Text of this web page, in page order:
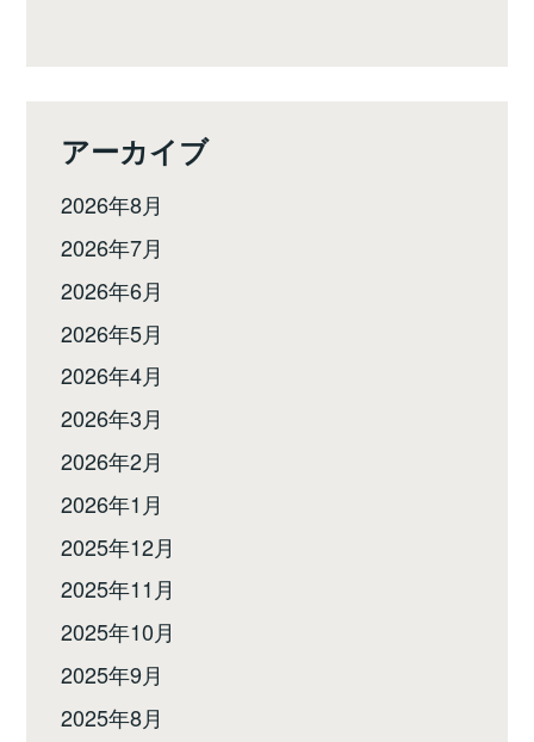
アーカイブ
2026年8月
2026年7月
2026年6月
2026年5月
2026年4月
2026年3月
2026年2月
2026年1月
2025年12月
2025年11月
2025年10月
2025年9月
2025年8月